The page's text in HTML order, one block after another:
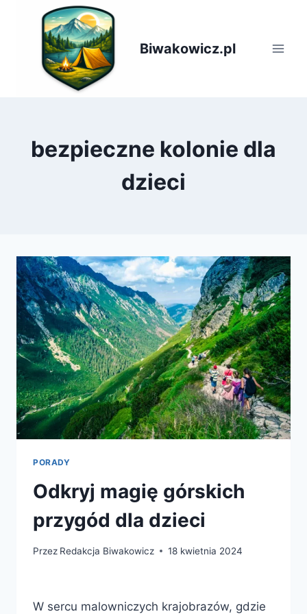
Biwakowicz.pl
bezpieczne kolonie dla
dzieci
PORADY
Odkryj magię górskich
przygód dla dzieci
Przez Redakcja Biwakowicz 18 kwietnia 2024
W sercu malowniczych krajobrazów, gdzie